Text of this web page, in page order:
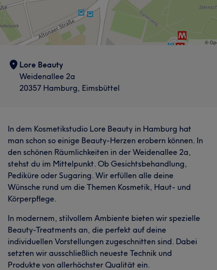
Lore Beauty
Weidenallee 2a
20357 Hamburg, Eimsbüttel
In dem Kosmetikstudio Lore Beauty in Hamburg hat
man schon so einige Beauty-Herzen erobern können. In
den schönen Räumlichkeiten in der Weidenallee 2a,
stehst du im Mittelpunkt. Ob Gesichtsbehandlung,
Pediküre oder Sugaring. Wir erfüllen alle deine
Wünsche rund um die Themen Kosmetik, Haut- und
Körperpflege.
In modernem, stilvollem Ambiente bieten wir spezielle
Beauty-Treatments an, die perfekt auf deine
individuellen Vorstellungen zugeschnitten sind. Dabei
setzten wir ausschließlich neueste Technik und
Produkte von allerhöchster Qualität ein.